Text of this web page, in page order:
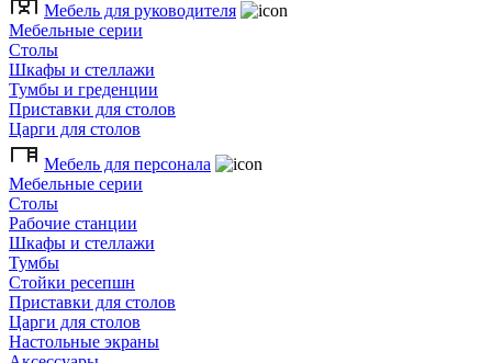
Мебель для руководителя
Мебельные серии
Столы
Шкафы и стеллажи
Тумбы и греденции
Приставки для столов
Царги для столов
Мебель для персонала
Мебельные серии
Столы
Рабочие станции
Шкафы и стеллажи
Тумбы
Стойки ресепшн
Приставки для столов
Царги для столов
Настольные экраны